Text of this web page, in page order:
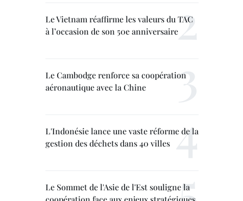
Le Vietnam réaffirme les valeurs du TAC
à l’occasion de son 50e anniversaire
Le Cambodge renforce sa coopération
aéronautique avec la Chine
L'Indonésie lance une vaste réforme de la
gestion des déchets dans 40 villes
Le Sommet de l'Asie de l'Est souligne la